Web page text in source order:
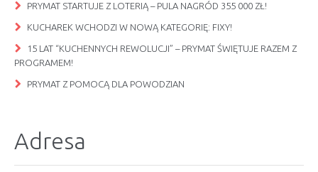
PRYMAT STARTUJE Z LOTERIĄ – PULA NAGRÓD 355 000 ZŁ!
KUCHAREK WCHODZI W NOWĄ KATEGORIĘ: FIXY!
15 LAT “KUCHENNYCH REWOLUCJI” – PRYMAT ŚWIĘTUJE RAZEM Z
PROGRAMEM!
PRYMAT Z POMOCĄ DLA POWODZIAN
Adresa